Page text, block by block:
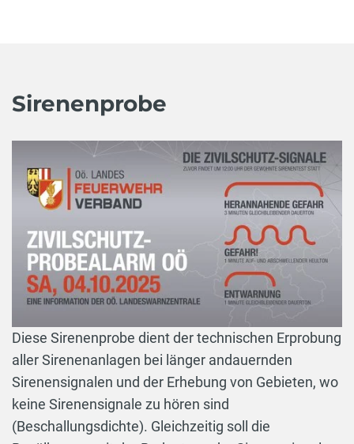
Sirenenprobe
Diese Sirenenprobe dient der technischen Erprobung
aller Sirenenanlagen bei länger andauernden
Sirenensignalen und der Erhebung von Gebieten, wo
keine Sirenensignale zu hören sind
(Beschallungsdichte). Gleichzeitig soll die